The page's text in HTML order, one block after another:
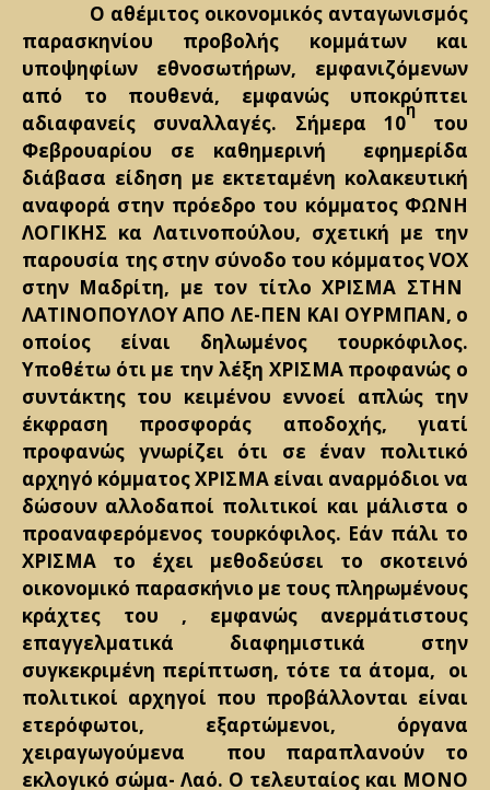
Ο αθέμιτος οικονομικός ανταγωνισμός
παρασκηνίου προβολής κομμάτων και
υποψηφίων εθνοσωτήρων, εμφανιζόμενων
από το πουθενά, εμφανώς υποκρύπτει
αδιαφανείς συναλλαγές. Σήμερα 10
η
του
Φεβρουαρίου σε καθημερινή εφημερίδα
διάβασα είδηση με εκτεταμένη κολακευτική
αναφορά στην πρόεδρο του κόμματος ΦΩΝΗ
ΛΟΓΙΚΗΣ κα Λατινοπούλου, σχετική με την
παρουσία της στην σύνοδο του κόμματοςVOX
στην Μαδρίτη, με τον τίτλο ΧΡΙΣΜΑ ΣΤΗΝ
ΛΑΤΙΝΟΠΟΥΛΟΥ ΑΠΟ ΛΕ-ΠΕΝ ΚΑΙ ΟΥΡΜΠΑΝ, ο
οποίος είναι δηλωμένος τουρκόφιλος.
Υποθέτω ότι με την λέξη ΧΡΙΣΜΑ προφανώς ο
συντάκτης του κειμένου εννοεί απλώς την
έκφραση προσφοράς αποδοχής, γιατί
προφανώς γνωρίζει ότι σε έναν πολιτικό
αρχηγό κόμματος ΧΡΙΣΜΑ είναι αναρμόδιοι να
δώσουν αλλοδαποί πολιτικοί και μάλιστα ο
προαναφερόμενος τουρκόφιλος. Εάν πάλι το
ΧΡΙΣΜΑ το έχει μεθοδεύσει το σκοτεινό
οικονομικό παρασκήνιο με τους πληρωμένους
κράχτες του , εμφανώς ανερμάτιστους
επαγγελματικά διαφημιστικά στην
συγκεκριμένη περίπτωση, τότε τα άτομα, οι
πολιτικοί αρχηγοί που προβάλλονται είναι
ετερόφωτοι, εξαρτώμενοι, όργανα
χειραγωγούμενα που παραπλανούν το
εκλογικό σώμα- Λαό. Ο τελευταίος και ΜΟΝΟ